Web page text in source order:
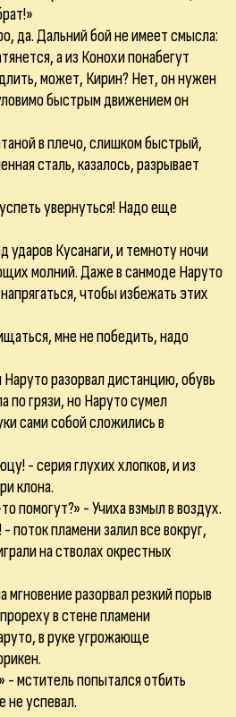
да. Дальний бой не имеет смысла:
а из Конохи понабегут
может, Кирин? Нет, он нужен
быстрым движением он
в плечо, слишком быстрый,
сталь, казалось, разрывает
увернуться! Надо еще
ударов Кусанаги, и темноту ночи
молний. Даже в санмоде Наруто
чтобы избежать этих
мне не победить, надо
разорвал дистанцию, обувь
по грязи, но Наруто сумел
сами собой сложились в
- серия глухих хлопков, и из
клона.
помогут?» - Учиха взмыл в воздух.
поток пламени залил все вокруг,
на стволах окрестных
мгновение разорвал резкий порыв
в стене пламени
в руке угрожающе
мститель попытался отбить
не успевал.